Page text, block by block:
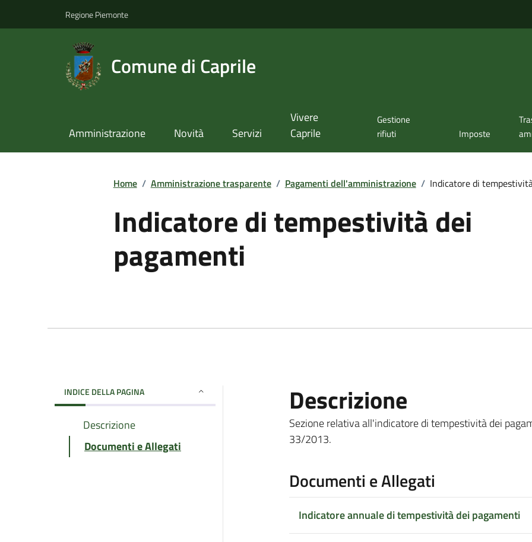
Regione Piemonte
Comune di Caprile
Amministrazione Novità Servizi
Vivere
Caprile
Gestione
rifiuti
Imposte
Home / Amministrazione trasparente / Pagamenti dell'amministrazione / Indicatore di
Indicatore di tempestività dei
pagamenti
INDICE DELLA PAGINA
Descrizione
Documenti e Allegati
Descrizione
Sezione relativa all'indicatore di tempestività dei
33/2013.
Documenti e Allegati
Indicatore annuale di tempestività dei pagamenti